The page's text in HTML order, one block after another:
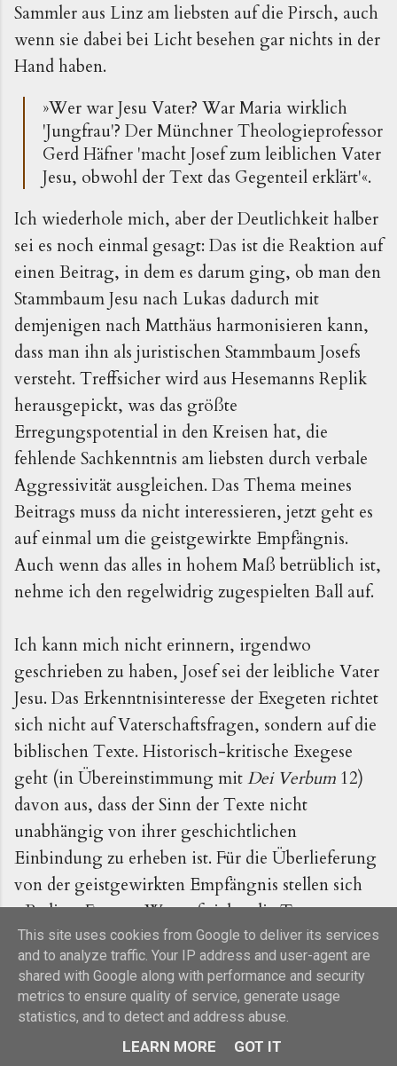
Sammler aus Linz am liebsten auf die Pirsch, auch
wenn sie dabei bei Licht besehen gar nichts in der
Hand haben.
»Wer war Jesu Vater? War Maria wirklich
'Jungfrau'? Der Münchner Theologieprofessor
Gerd Häfner 'macht Josef zum leiblichen Vater
Jesu, obwohl der Text das Gegenteil erklärt'«.
Ich wiederhole mich, aber der Deutlichkeit halber
sei es noch einmal gesagt: Das ist die Reaktion auf
einen Beitrag, in dem es darum ging, ob man den
Stammbaum Jesu nach Lukas dadurch mit
demjenigen nach Matthäus harmonisieren kann,
dass man ihn als juristischen Stammbaum Josefs
versteht. Treffsicher wird aus Hesemanns Replik
herausgepickt, was das größte
Erregungspotential in den Kreisen hat, die
fehlende Sachkenntnis am liebsten durch verbale
Aggressivität ausgleichen. Das Thema meines
Beitrags muss da nicht interessieren, jetzt geht es
auf einmal um die geistgewirkte Empfängnis.
Auch wenn das alles in hohem Maß betrüblich ist,
nehme ich den regelwidrig zugespielten Ball auf.
Ich kann mich nicht erinnern, irgendwo
geschrieben zu haben, Josef sei der leibliche Vater
Jesu. Das Erkenntnisinteresse der Exegeten richtet
sich nicht auf Vaterschaftsfragen, sondern auf die
biblischen Texte. Historisch-kritische Exegese
geht (in Übereinstimmung mitDei Verbum 12)
davon aus, dass der Sinn der Texte nicht
unabhängig von ihrer geschichtlichen
Einbindung zu erheben ist. Für die Überlieferung
von der geistgewirkten Empfängnis stellen sich
z.B. diese Fragen: Worauf zielen die Texte, wenn
man die aufgenommenen Sprachmuster aus der
alttestamentlichen Tradition erkennt? Wie
konnten diese Texte rezipiert werden, wenn man
das religionsgeschichtliche Vergleichsmaterial zu
göttlicher Zeugung berücksichtigt? Was lässt sich
This site uses cookies from Google to deliver its services
and to analyze traffic. Your IP address and user-agent are
shared with Google along with performance and security
metrics to ensure quality of service, generate usage
statistics, and to detect and address abuse.
LEARN MORE GOT IT